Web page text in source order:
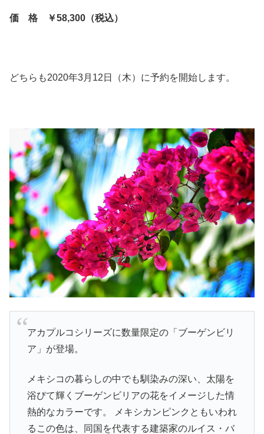
価 格 ￥58,300（税込）
どちらも2020年3月12日（木）に予約を開始します。
アカプルコシリーズに数量限定の「ブーゲンビリ
ア」が登場。
メキシコの暮らしの中でも馴染みの深い、太陽を
浴びて輝くブーゲンビリアの花をイメージした情
熱的なカラーです。 メキシカンピンクともいわれ
るこの色は、同国を代表する建築家のルイス・バ